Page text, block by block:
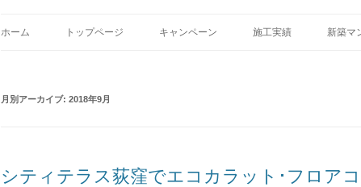
ホーム トップページ キャンペーン 施工実績 新築マ
月別アーカイブ: 2018年9月
シティテラス荻窪でエコカラット･フロア